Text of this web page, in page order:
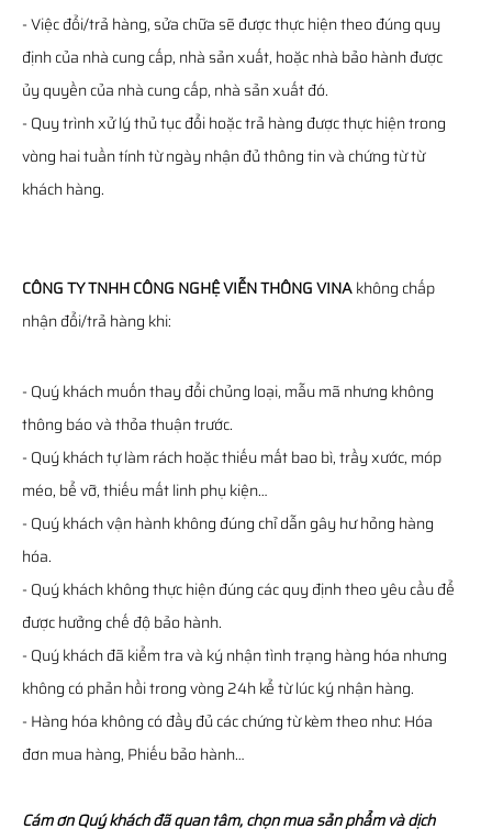
- Việc đổi/trả hàng, sửa chữa sẽ được thực hiện theo đúng quy
định của nhà cung cấp, nhà sản xuất, hoặc nhà bảo hành được
ủy quyền của nhà cung cấp, nhà sản xuất đó.
- Quy trình xử lý thủ tục đổi hoặc trả hàng được thực hiện trong
vòng hai tuần tính từ ngày nhận đủ thông tin và chứng từ từ
khách hàng.
CÔNG TY TNHH CÔNG NGHỆ VIỄN THÔNG VINAkhông chấp
nhận đổi/trả hàng khi:
- Quý khách muốn thay đổi chủng loại, mẫu mã nhưng không
thông báo và thỏa thuận trước.
- Quý khách tự làm rách hoặc thiếu mất bao bì, trầy xước, móp
méo, bể vỡ, thiếu mất linh phụ kiện…
- Quý khách vận hành không đúng chỉ dẫn gây hư hỏng hàng
hóa.
- Quý khách không thực hiện đúng các quy định theo yêu cầu để
được hưởng chế độ bảo hành.
- Quý khách đã kiểm tra và ký nhận tình trạng hàng hóa nhưng
không có phản hồi trong vòng 24h kể từ lúc ký nhận hàng.
- Hàng hóa không có đầy đủ các chứng từ kèm theo như: Hóa
đơn mua hàng, Phiếu bảo hành…
Cám ơn Quý khách đã quan tâm, chọn mua sản phẩm và dịch